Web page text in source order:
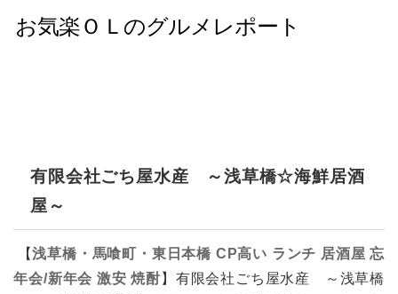
有限会社ごち屋水産 ～浅草橋☆海鮮居酒
屋～
【浅草橋・馬喰町・東日本橋 CP高い ランチ 居酒屋 忘
年会/新年会 激安 焼酎】 有限会社ごち屋水産 ～浅草橋